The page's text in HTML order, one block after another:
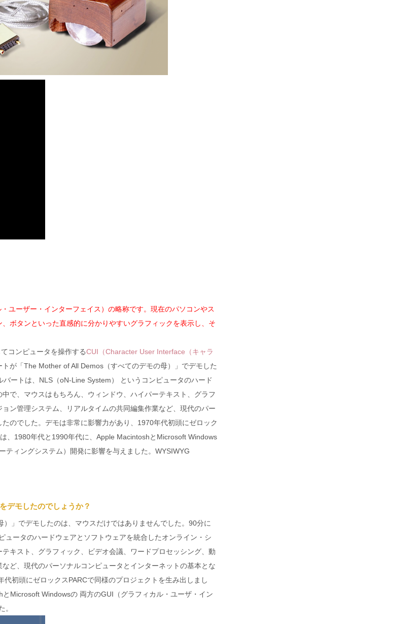
ユーザー・インターフェイス）の略称です。現在のパソコンやス
ボタンといった直感的に分かりやすいグラフィックを表示し、そ
コンピュータを操作するCUI（Character User Interface（キャラ
が「The Mother of All Demos（すべてのデモの母）」でデモした
ートは、NLS（oN-Line System） というコンピュータのハード
で、マウスはもちろん、ウィンドウ、ハイパーテキスト、グラフ
ン管理システム、リアルタイムの共同編集作業など、現代のパー
のでした。デモは非常に影響力があり、1970年代初頭にゼロック
、1980年代と1990年代に、Apple MacintoshとMicrosoft Windows
ィングシステム）開発に影響を与えました。WYSIWYG
デモしたのでしょうか？
」でデモしたのは、マウスだけではありませんでした。90分に
ータのハードウェアとソフトウェアを統合したオンライン・シ
キスト、グラフィック、ビデオ会議、ワードプロセッシング、動
ど、現代のパーソナルコンピュータとインターネットの基本とな
初頭にゼロックスPARCで同様のプロジェクトを生み出しまし
Microsoft Windowsの 両方のGUI（グラフィカル・ユーザ・イン
。